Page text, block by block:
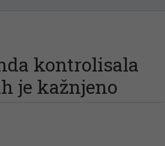
kontrolisala
je kažnjeno